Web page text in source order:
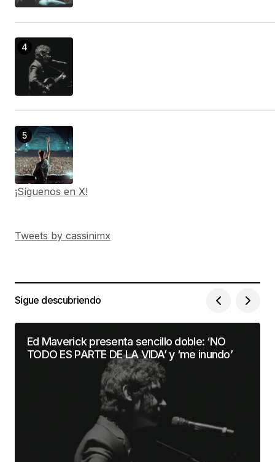
¡Síguenos en X!
Tweets by cassinimx
Sigue descubriendo
Ed Maverick presenta sencillo doble: ‘NO
TODO ES PARTE DE LA VIDA’ y ‘me inundo’